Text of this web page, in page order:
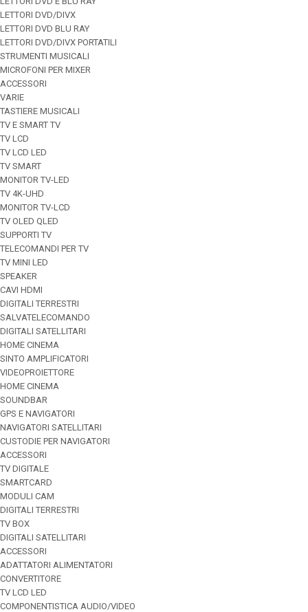
LETTORI DVD/DIVX
LETTORI DVD BLU RAY
LETTORI DVD/DIVX PORTATILI
STRUMENTI MUSICALI
MICROFONI PER MIXER
ACCESSORI
VARIE
TASTIERE MUSICALI
TV E SMART TV
TV LCD
TV LCD LED
TV SMART
MONITOR TV-LED
TV 4K-UHD
MONITOR TV-LCD
TV OLED QLED
SUPPORTI TV
TELECOMANDI PER TV
TV MINI LED
SPEAKER
CAVI HDMI
DIGITALI TERRESTRI
SALVATELECOMANDO
DIGITALI SATELLITARI
HOME CINEMA
SINTO AMPLIFICATORI
VIDEOPROIETTORE
HOME CINEMA
SOUNDBAR
GPS E NAVIGATORI
NAVIGATORI SATELLITARI
CUSTODIE PER NAVIGATORI
ACCESSORI
TV DIGITALE
SMARTCARD
MODULI CAM
DIGITALI TERRESTRI
TV BOX
DIGITALI SATELLITARI
ACCESSORI
ADATTATORI ALIMENTATORI
CONVERTITORE
TV LCD LED
COMPONENTISTICA AUDIO/VIDEO